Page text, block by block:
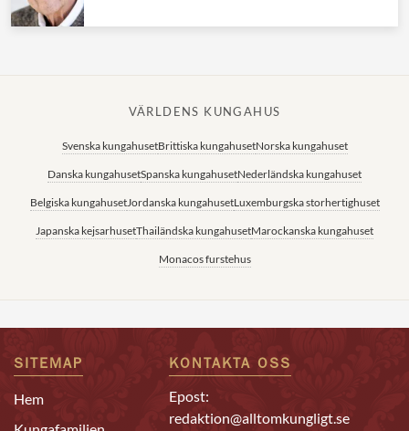
VÄRLDENS KUNGAHUS
Svenska kungahusetBrittiska kungahusetNorska kungahuset
Danska kungahusetSpanska kungahusetNederländska kungahuset
Belgiska kungahusetJordanska kungahusetLuxemburgska storhertighuset
Japanska kejsarhusetThailändska kungahusetMarockanska kungahuset
Monacos furstehus
SITEMAP
Hem
KONTAKTA OSS
Epost:
redaktion@alltomkungligt.se